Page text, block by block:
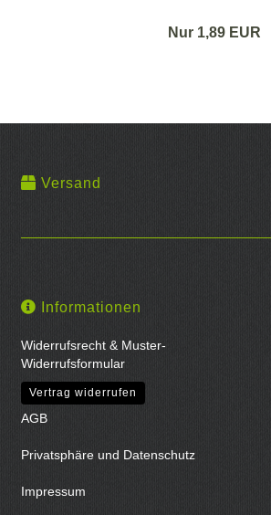
Nur 1,89 EUR
Versand
Informationen
Widerrufsrecht & Muster-
Widerrufsformular
Vertrag widerrufen
AGB
Privatsphäre und Datenschutz
Impressum